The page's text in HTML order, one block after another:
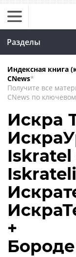
Разделы
Индексная книга
CNews*
Получите все
CNews по
Искра
Iskratel
+